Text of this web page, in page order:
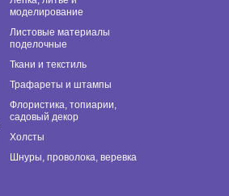
моделирование
Листовые материалы
поделочные
Ткани и текстиль
Трафареты и штампы
Флористика, топиарии,
садовый декор
Холсты
Шнуры, проволока, веревка